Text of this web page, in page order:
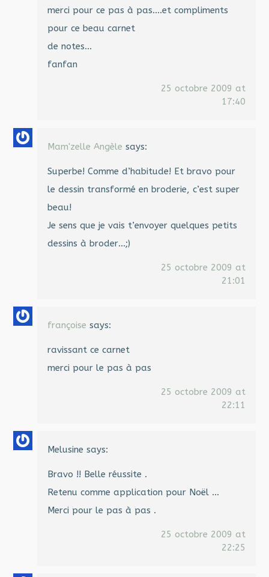
merci pour ce pas à pas….et compliments
pour ce beau carnet
de notes…
fanfan
25 octobre 2009 at
17:40
Mam'zelle Angèle says:
Superbe! Comme d’habitude! Et bravo pour
le dessin transformé en broderie, c’est super
beau!
Je sens que je vais t’envoyer quelques petits
dessins à broder…;)
25 octobre 2009 at
21:01
françoise says:
ravissant ce carnet
merci pour le pas à pas
25 octobre 2009 at
22:11
Melusine says:
Bravo !! Belle réussite .
Retenu comme application pour Noël …
Merci pour le pas à pas .
25 octobre 2009 at
22:25